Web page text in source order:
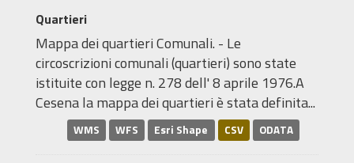
Quartieri
Mappa dei quartieri Comunali. - Le
circoscrizioni comunali (quartieri) sono state
istituite con legge n. 278 dell' 8 aprile 1976.A
Cesena la mappa dei quartieri è stata definita...
WMS WFS Esri Shape CSV ODATA